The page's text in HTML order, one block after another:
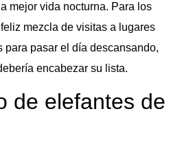
mejor vida nocturna. Para los
mezcla de visitas a lugares
para pasar el día descansando,
encabezar su lista.
de elefantes de